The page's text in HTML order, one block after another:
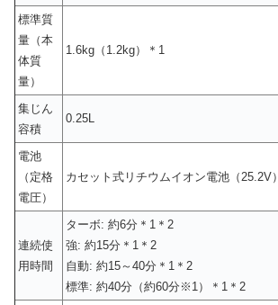
標準質
量（本
体質
量）
1.6kg（1.2kg）＊1
集じん
容積
0.25L
電池
（定格
電圧）
カセット式リチウムイオン電池（25.2V）
連続使
用時間
ターボ: 約6分＊1＊2
強: 約15分＊1＊2
自動: 約15～40分＊1＊2
標準: 約40分（約60分※1）＊1＊2